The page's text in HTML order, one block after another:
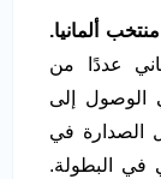
ألمانيا.
عددًا من
الوصول إلى
الصدارة في
في البطولة.